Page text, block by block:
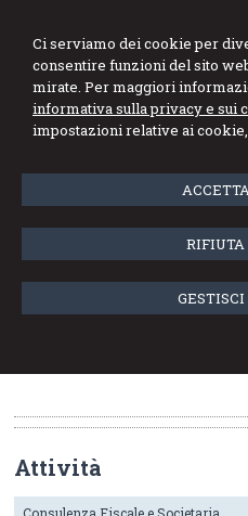
Ci serviamo dei cookie per
consentire funzioni del sito
mirate. Per maggiori
informativa sulla privacy e sui
impostazioni relative ai
GESTISCI
Terzo settore
Lo Studio si propone di
costituzione (dalla redazione
dell'iscrizione al RUNTS),
fiscali quali la
Attività
Consulenza Fiscale e Societaria